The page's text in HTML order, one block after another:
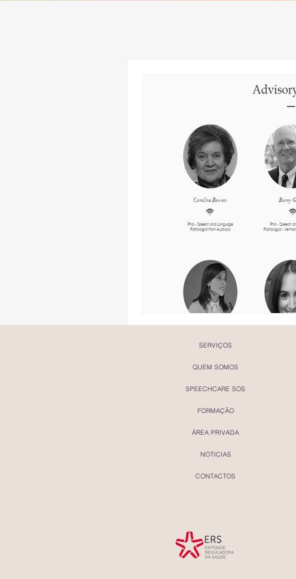
SERVIÇOS
QUEM SOMOS
SPEECHCARE SOS
FORMAÇÃO
ÁREA PRIVADA
NOTICIAS
CONTACTOS